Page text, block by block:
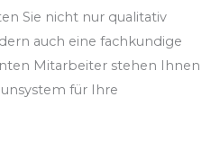
Sie nicht nur qualitativ
auch eine fachkundige
Mitarbeiter stehen Ihnen
für Ihre